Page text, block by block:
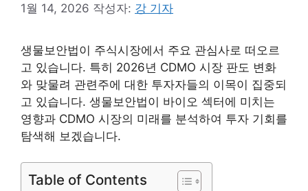
1월 14, 2026 작성자: 강 기자
생물보안법이 주식시장에서 주요 관심사로 떠오르
고 있습니다. 특히 2026년 CDMO 시장 판도 변화
와 맞물려 관련주에 대한 투자자들의 이목이 집중되
고 있습니다. 생물보안법이 바이오 섹터에 미치는
영향과 CDMO 시장의 미래를 분석하여 투자 기회를
탐색해 보겠습니다.
Table of Contents